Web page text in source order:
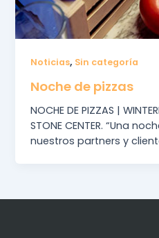
Noticias, Sin categoría
Noche de pizzas
NOCHE DE PIZZAS |
STONE CENTER. “Una
nuestros partners y